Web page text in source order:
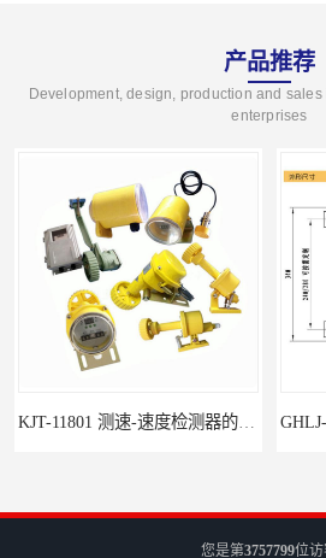
产品推荐
Development, design, production and
enterprises
您是第3757799位